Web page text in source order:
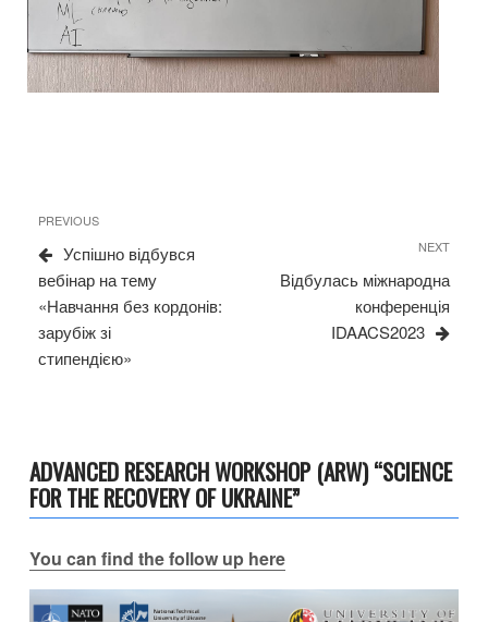
Навігація
записів
Previous
Post
PREVIOUS
Успішно відбувся
вебінар на тему
«Навчання без кордонів:
зарубіж зі
стипендією»
Next
Post
NEXT
Відбулась міжнародна
конференція
IDAACS2023
ADVANCED RESEARCH WORKSHOP (ARW) “SCIENCE
FOR THE RECOVERY OF UKRAINE”
You can find the follow up here